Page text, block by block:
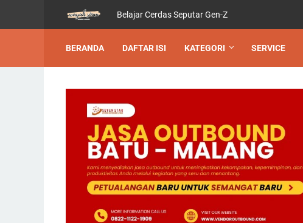
Belajar Cerdas Seputar Gen-Z
BERANDA DAFTAR ISI KATEGORI SERVICE